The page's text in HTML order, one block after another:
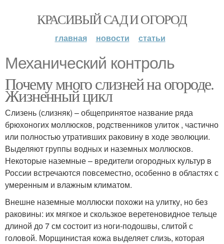
КРАСИВЫЙ САД И ОГОРОД
главная новости статьи
Механический контроль
Почему много слизней на огороде.
Жизненный цикл
Слизень (слизняк) – общепринятое название ряда
брюхоногих моллюсков, родственников улиток , частично
или полностью утративших раковину в ходе эволюции.
Выделяют группы водных и наземных моллюсков.
Некоторые наземные – вредители огородных культур в
России встречаются повсеместно, особенно в областях с
умеренным и влажным климатом.
Внешне наземные моллюски похожи на улитку, но без
раковины: их мягкое и скользкое веретеновидное тельце
длиной до 7 см состоит из ноги-подошвы, слитой с
головой. Морщинистая кожа выделяет слизь, которая